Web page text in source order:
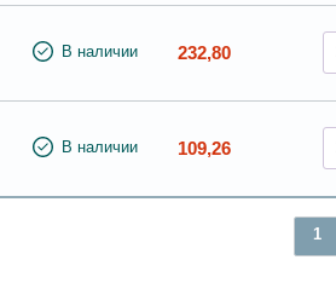
В наличии 232,80
В наличии 109,26
1